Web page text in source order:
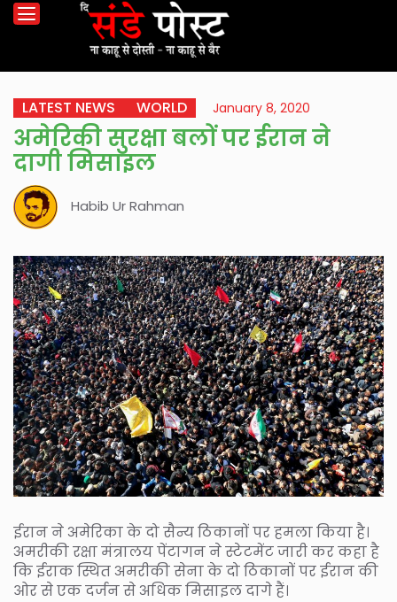
LATEST NEWS WORLD January 8, 2020
अमेरिकी सुरक्षा बलों पर ईरान ने
दागी मिसाइल
Habib Ur Rahman
ईरान ने अमेरिका के दो सैन्य ठिकानों पर हमला किया है।
अमरीकी रक्षा मंत्रालय पेंटागन ने स्टेटमेंट जारी कर कहा है
कि ईराक स्थित अमरीकी सेना के दो ठिकानों पर ईरान की
ओर से एक दर्जन से अधिक मिसाइल दागे हैं।